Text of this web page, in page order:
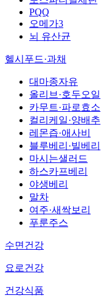
PQQ
오메가3
뇌 유산균
헬시푸드·과채
대마종자유
올리브·호두오일
카무트·파로효소
컬리케일·양배추
레몬즙·애사비
블루베리·빌베리
마시는샐러드
하스카프베리
야생베리
말차
여주·새싹보리
푸룬주스
수면건강
요로건강
건강식품